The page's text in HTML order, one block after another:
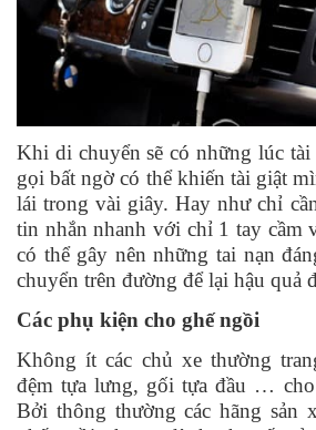
Khi di chuyển sẽ có những lúc tài
gọi bất ngờ có thể khiến tài giật
lái trong vài giây. Hay như chỉ
tin nhắn nhanh với chỉ 1 tay cầm
có thể gây nên những tai nạn
chuyển trên đường để lại hậu quả
Các phụ kiện cho ghế ngồi
Không ít các chủ xe thường
đệm tựa lưng, gối tựa đầu …
Bởi thông thường các hãng sản